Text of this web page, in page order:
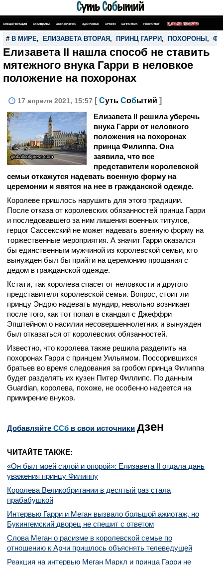
СПЕЦОПЕРАЦИЯ СКАНДАЛЫ ШОУ-БИЗНЕС ЗДОРОВЬЕ АРМИЯ ШПИОНАЖ НЕКРОЛОГ ПОИСК ПО САЙТУ
# В МИРЕ, ЕЛИЗАВЕТА ВТОРАЯ , ПРИНЦ ГАРРИ , ПОХОРОНЫ ,
Елизавета II нашла способ не ставить
мятежного внука Гарри в неловкое
положение на похоронах
17 апреля 2021, 15:57 [ Суть Событий ]
globallookpress.com
Елизавета II решила уберечь
внука Гарри от неловкого
положения на похоронах
принца Филиппа. Она
заявила, что все
представители королевской
семьи откажутся надевать военную форму на
церемонии и явятся на нее в гражданской одежде.
Королеве пришлось нарушить для этого традиции.
После отказа от королевских обязанностей принца Гарри
и последовавшего за ним лишения военных титулов,
герцог Сассекский не может надевать военную форму на
торжественные мероприятия. А значит Гарри оказался
бы единственным мужчиной из королевской семьи, кто
вынужден был бы прийти на церемонию прощания с
дедом в гражданской одежде.
Кстати, так королева спасет от неловкости и другого
представителя королевской семьи. Вопрос, стоит ли
принцу Эндрю надевать мундир, невольно возникает
после того, как тот попал в скандал с Джеффри
Эпштейном о насилии несовершеннолетних и вынужден
был отказаться от королевских обязанностей.
Известно, что королева также решила разделить на
похоронах Гарри с принцем Уильямом. Поссорившихся
братьев во время следования за гробом принца Филиппа
будет разделять их кузен Питер Филлипс. По данным
Guardian, королева, похоже, не особенно надеется на
примирение внуков.
Добавляйте CСб в свои источники дзен
ЧИТАЙТЕ ТАКЖЕ:
«Он был моей силой и опорой»: Елизавета II отдала дань
уважения принцу Филиппу
Королева Великобритании в десятый раз стала
прабабушкой
Интервью Гарри и Меган вызвало большой ажиотаж, но
Букингемский дворец не спешит с ответом
Слова Меган о расизме в королевской семье по
отношению к Арчи пришлось объяснять телеведущей
Реакция на интервью Меган Маркл и принца Гарри не